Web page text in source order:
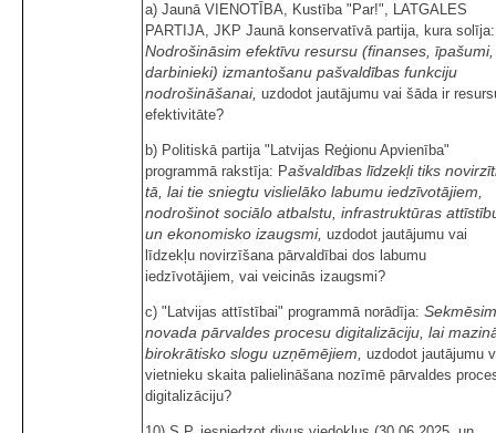
a) Jaunā VIENOTĪBA, Kustība "Par!", LATGALES
PARTIJA, JKP Jaunā konservatīvā partija, kura solīja:
Nodrošināsim efektīvu resursu (finanses, īpašumi,
darbinieki) izmantošanu pašvaldības funkciju
nodrošināšanai, uzdodot jautājumu vai šāda ir
efektivitāte?
b) Politiskā partija "Latvijas Reģionu Apvienība"
programmā rakstīja: Pašvaldības līdzekļi tiks
tā, lai tie sniegtu vislielāko labumu iedzīvotājiem,
nodrošinot sociālo atbalstu, infrastruktūras
un ekonomisko izaugsmi, uzdodot jautājumu vai
līdzekļu novirzīšana pārvaldībai dos labumu
iedzīvotājiem, vai veicinās izaugsmi?
c) "Latvijas attīstībai" programmā norādīja: Sekmēsim
novada pārvaldes procesu digitalizāciju, lai
birokrātisko slogu uzņēmējiem, uzdodot jautājumu
vietnieku skaita palielināšana nozīmē pārvaldes
digitalizāciju?